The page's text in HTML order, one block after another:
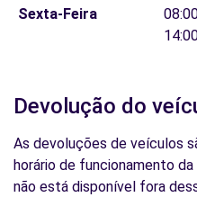
Sexta-Feira
Devolução do
As devoluções de veículos
horário de funcionamento
não está disponível fora